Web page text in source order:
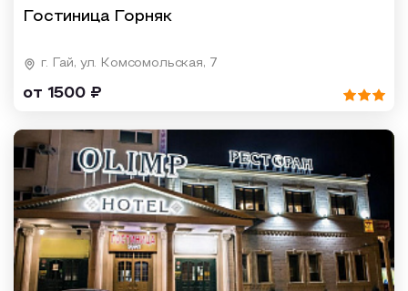
Гостиница Горняк
г. Гай, ул. Комсомольская, 7
от 1500 ₽